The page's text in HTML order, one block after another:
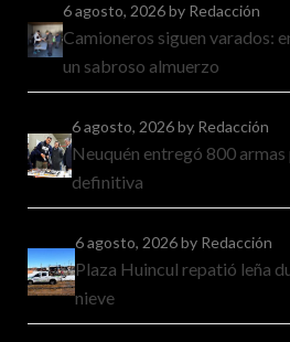
6 agosto, 2026by Redacción
Camioneros siguen varados:
un sabroso almuerzo
6 agosto, 2026by Redacción
Neuquén entregó 800
definitiva
6 agosto, 2026by Redacción
Plaza Huincul repatió leña
nieve